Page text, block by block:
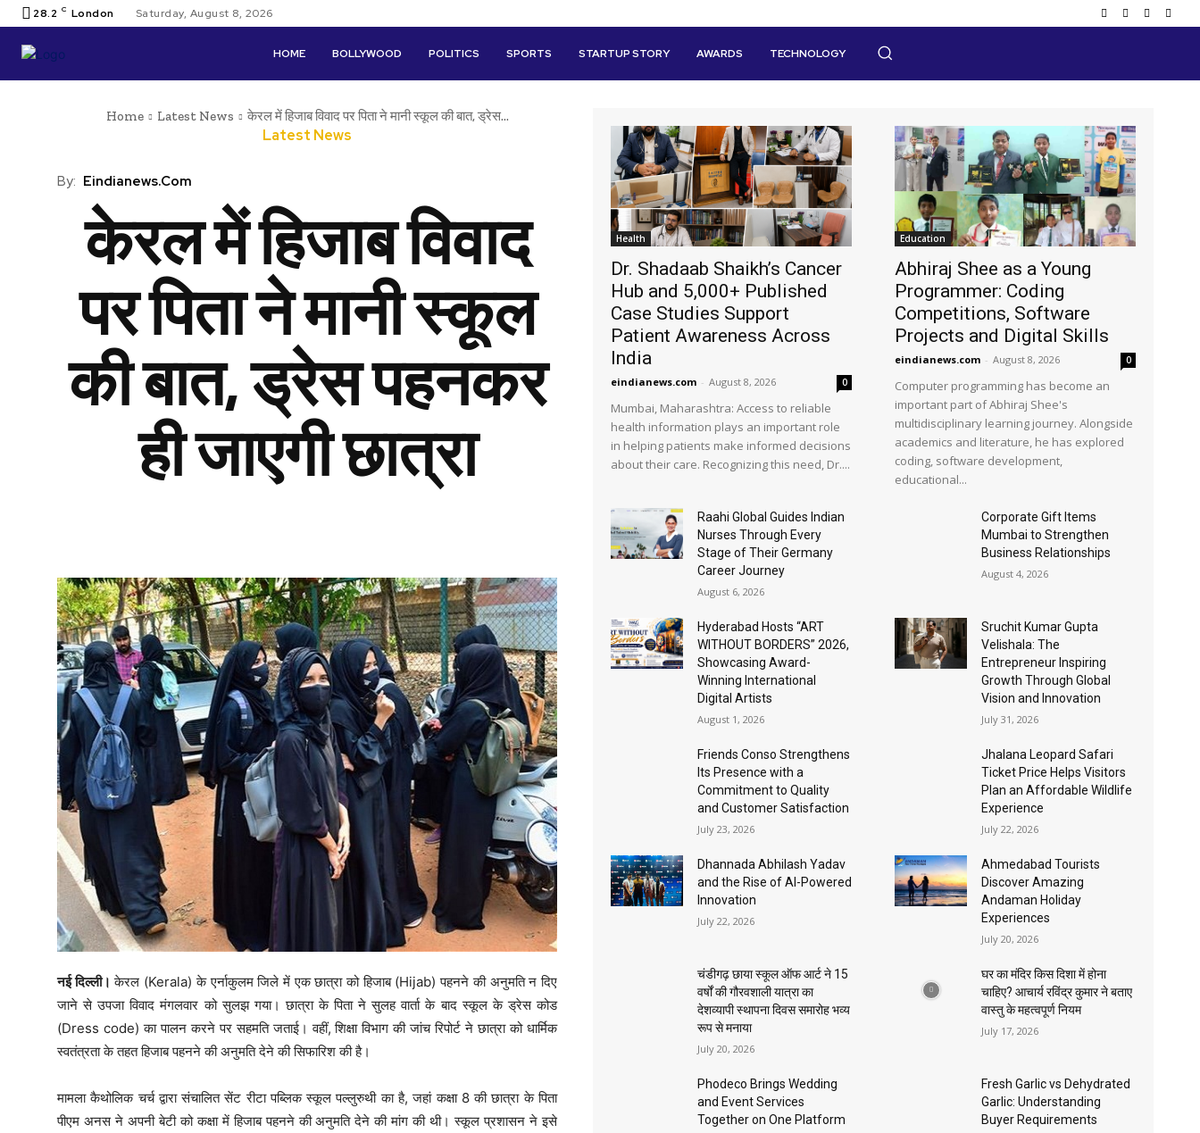
28.2 C London Saturday, August 8, 2026
HOME BOLLYWOOD POLITICS SPORTS STARTUP STORY AWARDS TECHNOLOGY
Home Latest News केरल में हिजाब विवाद पर पिता ने मानी स्कूल की बात, ड्रेस...
Latest News
By: Eindianews.com
केरल में हिजाब विवाद
पर पिता ने मानी स्कूल
की बात, ड्रेस पहनकर
ही जाएगी छात्रा
नई दिल्‍ली। केरल (Kerala) के एर्नाकुलम जिले में एक छात्रा को हिजाब (Hijab) पहनने की अनुमति न दिए
जाने से उपजा विवाद मंगलवार को सुलझ गया। छात्रा के पिता ने सुलह वार्ता के बाद स्कूल के ड्रेस कोड
(Dress code) का पालन करने पर सहमति जताई। वहीं, शिक्षा विभाग की जांच रिपोर्ट ने छात्रा को धार्मिक
स्वतंत्रता के तहत हिजाब पहनने की अनुमति देने की सिफारिश की है।
मामला कैथोलिक चर्च द्वारा संचालित सेंट रीटा पब्लिक स्कूल पल्लुरुथी का है, जहां कक्षा 8 की छात्रा के पिता
पीएम अनस ने अपनी बेटी को कक्षा में हिजाब पहनने की अनुमति देने की मांग की थी। स्कूल प्रशासन ने इसे
Health
Dr. Shadaab Shaikh’s Cancer
Hub and 5,000+ Published
Case Studies Support
Patient Awareness Across
India
eindianews.com - August 8, 2026 0
Mumbai, Maharashtra: Access to reliable
health information plays an important role
in helping patients make informed decisions
about their care. Recognizing this need, Dr....
Education
Abhiraj Shee as a Young
Programmer: Coding
Competitions, Software
Projects and Digital Skills
eindianews.com - August 8, 2026 0
Computer programming has become an
important part of Abhiraj Shee's
multidisciplinary learning journey. Alongside
academics and literature, he has explored
coding, software development,
educational...
Raahi Global Guides Indian
Nurses Through Every
Stage of Their Germany
Career Journey
August 6, 2026
Corporate Gift Items
Mumbai to Strengthen
Business Relationships
August 4, 2026
Hyderabad Hosts “ART
WITHOUT BORDERS” 2026,
Showcasing Award-
Winning International
Digital Artists
August 1, 2026
Sruchit Kumar Gupta
Velishala: The
Entrepreneur Inspiring
Growth Through Global
Vision and Innovation
July 31, 2026
Friends Conso Strengthens
Its Presence with a
Commitment to Quality
and Customer Satisfaction
July 23, 2026
Jhalana Leopard Safari
Ticket Price Helps Visitors
Plan an Affordable Wildlife
Experience
July 22, 2026
Dhannada Abhilash Yadav
and the Rise of AI-Powered
Innovation
July 22, 2026
Ahmedabad Tourists
Discover Amazing
Andaman Holiday
Experiences
July 20, 2026
चंडीगढ़ छाया स्कूल ऑफ आर्ट ने 15
वर्षों की गौरवशाली यात्रा का
देशव्यापी स्थापना दिवस समारोह भव्य
रूप से मनाया
July 20, 2026
घर का मंदिर किस दिशा में होना
चाहिए? आचार्य रविंद्र कुमार ने बताए
वास्तु के महत्वपूर्ण नियम
July 17, 2026
Phodeco Brings Wedding
and Event Services
Together on One Platform
Fresh Garlic vs Dehydrated
Garlic: Understanding
Buyer Requirements